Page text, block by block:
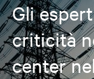
Gli
criticità
center